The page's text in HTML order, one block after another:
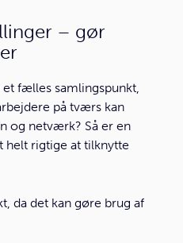
– gør
et fælles samlingspunkt,
på tværs kan
og netværk? Så er en
helt rigtige at tilknytte
da det kan gøre brug af